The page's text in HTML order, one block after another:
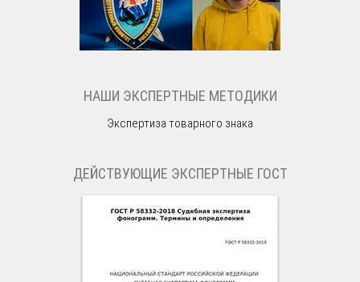
НАШИ ЭКСПЕРТНЫЕ МЕТОДИКИ
Экспертиза товарного знака
ДЕЙСТВУЮЩИЕ ЭКСПЕРТНЫЕ ГОСТ